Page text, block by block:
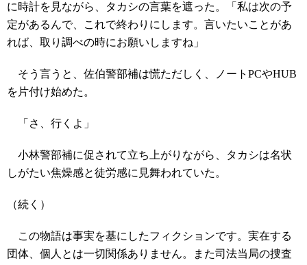
に時計を見ながら、タカシの言葉を遮った。「私は次の予
定があるんで、これで終わりにします。言いたいことがあ
れば、取り調べの時にお願いしますね」
そう言うと、佐伯警部補は慌ただしく、ノートPCやHUB
を片付け始めた。
「さ、行くよ」
小林警部補に促されて立ち上がりながら、タカシは名状
しがたい焦燥感と徒労感に見舞われていた。
（続く）
この物語は事実を基にしたフィクションです。実在する
団体、個人とは一切関係ありません。また司法当局の捜査